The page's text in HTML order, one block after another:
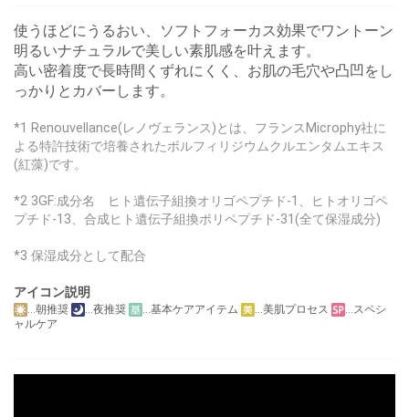
使うほどにうるおい、ソフトフォーカス効果でワントーン
明るいナチュラルで美しい素肌感を叶えます。
高い密着度で長時間くずれにくく、お肌の毛穴や凸凹をし
っかりとカバーします。
*1 Renouvellance(レノヴェランス)とは、フランスMicrophy社に
よる特許技術で培養されたポルフィリジウムクルエンタムエキス
(紅藻)です。
*2 3GF:成分名 ヒト遺伝子組換オリゴペプチド-1、ヒトオリゴペ
プチド-13、合成ヒト遺伝子組換ポリペプチド-31(全て保湿成分)
*3 保湿成分として配合
アイコン説明
…朝推奨 …夜推奨 …基本ケアアイテム …美肌プロセス
…スペシ
ャルケア